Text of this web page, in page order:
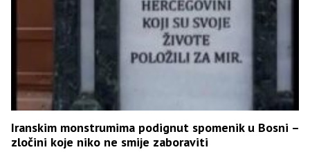
Iranskim monstrumima podignut spomenik u Bosni –
zločini koje niko ne smije zaboraviti